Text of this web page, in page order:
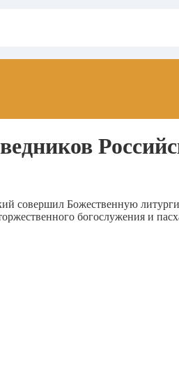
совершил Божественную
богослужения и